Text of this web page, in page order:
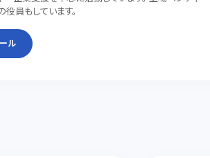
員もしています。
ル